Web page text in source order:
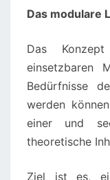
Das modulare
Das
einsetzbaren
Bedürfnisse
werden
einer und
theoretische
Ziel ist es,